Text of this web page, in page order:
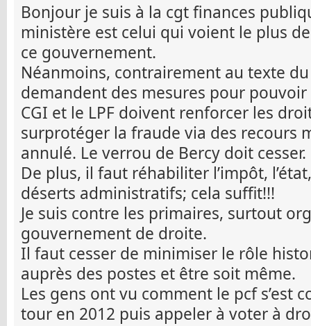
Bonjour je suis à la cgt finances
ministère est celui qui voient le plus
ce gouvernement.
Néanmoins, contrairement au texte
demandent des mesures pour
CGI et le LPF doivent renforcer les
surprotéger la fraude via des recours
annulé. Le verrou de Bercy doit cesser.
De plus, il faut réhabiliter l’impôt,
déserts administratifs; cela suffit!!!
Je suis contre les primaires, surtout
gouvernement de droite.
Il faut cesser de minimiser le rôle
auprès des postes et être soit même.
Les gens ont vu comment le pcf s’est
tour en 2012 puis appeler à voter à